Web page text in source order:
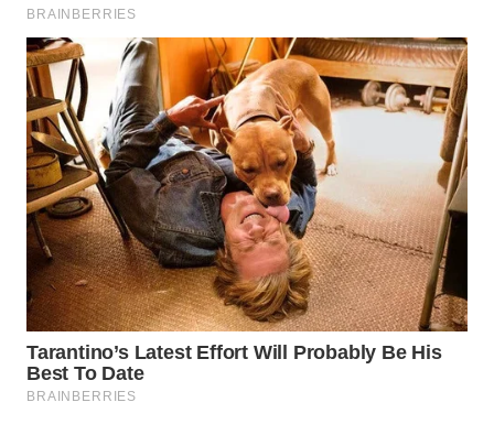
WAHANA
OTOMOTIF
WAHANA
HEALTH
WAHANA
DESA
WISATA
LAPAK
WAHANA
Wahana
Network